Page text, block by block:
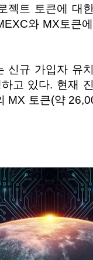
젝트 토큰에 대
와 MX토큰
고 있다. 현재
MX 토큰(약